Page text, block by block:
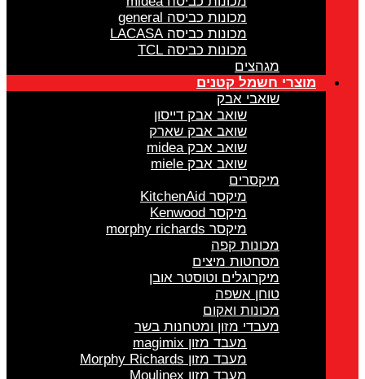
מכונות כביסה general
מכונות כביסה LACASA
מכונות כביסה TCL
מגהצים
מוצרי חשמל קטנים
שואבי אבק
שואב אבק דייסון
שואב אבק שארק
שואב אבק midea
שואב אבק miele
מיקסרים
מיקסר KitchenAid
מיקסר Kenwood
מיקסר morphy richards
מכונות קפה
מסחטות מיצים
מיקרוגלים וטוסטר אובן
טוחן אשפה
מכונות ואקום
מעבדי מזון ומטחנות בשר
מעבד מזון magimix
מעבד מזון Morphy Richards
מעבד מזון Moulinex